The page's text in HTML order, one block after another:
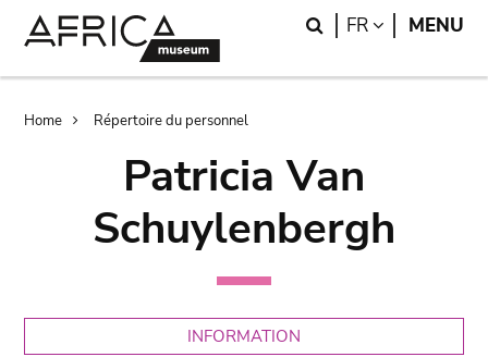
Search
FR LANGUAGE
MENU
Breadcrumb
Home Répertoire du personnel
Patricia Van
Schuylenbergh
INFORMATION